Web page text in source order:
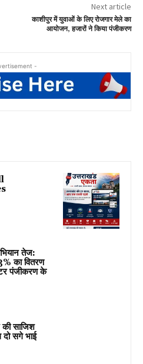
Next article
काशीपुर में युवाओं के लिए रोजगार मेले का
आयोजन, हजारों ने किया पंजीकरण
-
तेज:
का वितरण
पंजीकरण के
की साजिश
सगे भाई